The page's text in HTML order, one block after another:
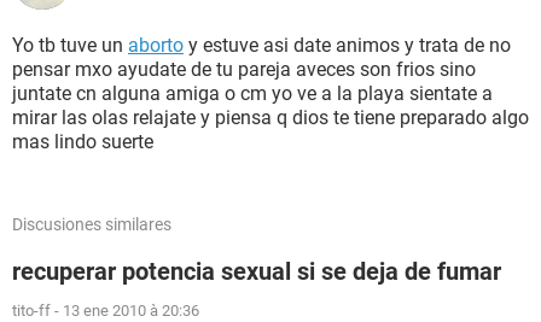
Yo tb tuve un aborto y estuve asi date animos y trata de no
pensar mxo ayudate de tu pareja aveces son frios sino
juntate cn alguna amiga o cm yo ve a la playa sientate a
mirar las olas relajate y piensa q dios te tiene preparado algo
mas lindo suerte
Discusiones similares
recuperar potencia sexual si se deja de fumar
tito-ff - 13 ene 2010 à 20:36